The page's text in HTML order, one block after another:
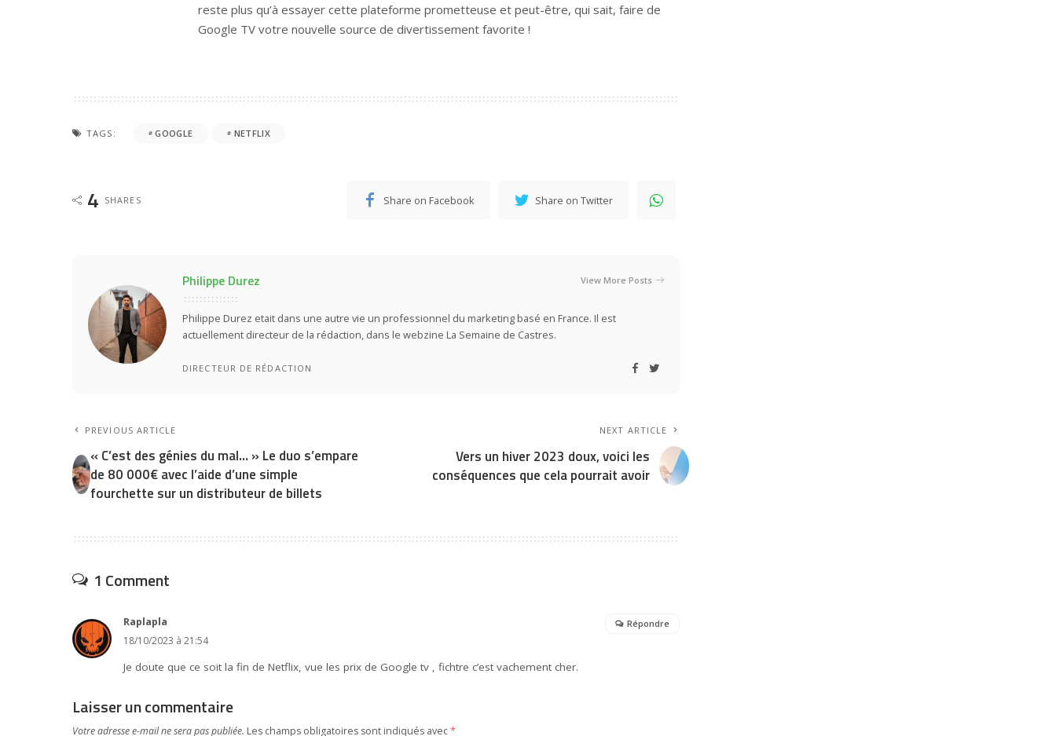
reste plus qu’à essayer cette plateforme prometteuse et peut-être, qui sait, faire de
Google TV votre nouvelle source de divertissement favorite !
TAGS: GOOGLE NETFLIX
4 SHARES Share on Facebook Share on Twitter
Philippe Durez View More Posts
Philippe Durez etait dans une autre vie un professionnel du marketing basé en France. Il est
actuellement directeur de la rédaction, dans le webzine La Semaine de Castres.
DIRECTEUR DE RÉDACTION
PREVIOUS ARTICLE
« C’est des génies du mal… » Le duo s’empare
de 80 000€ avec l’aide d’une simple
fourchette sur un distributeur de billets
NEXT ARTICLE
Vers un hiver 2023 doux, voici les
conséquences que cela pourrait avoir
1 Comment
Raplapla
18/10/2023 à 21:54
Je doute que ce soit la fin de Netflix, vue les prix de Google tv , fichtre c’est vachement cher.
Répondre
Laisser un commentaire
Votre adresse e-mail ne sera pas publiée. Les champs obligatoires sont indiqués avec*